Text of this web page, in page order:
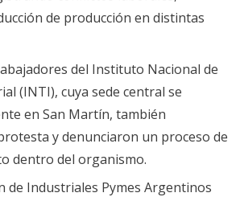
de producción en distintas
del Instituto Nacional de
(INTI), cuya sede central se
en San Martín, también
y denunciaron un proceso de
dentro del organismo.
de Industriales Pymes Argentinos